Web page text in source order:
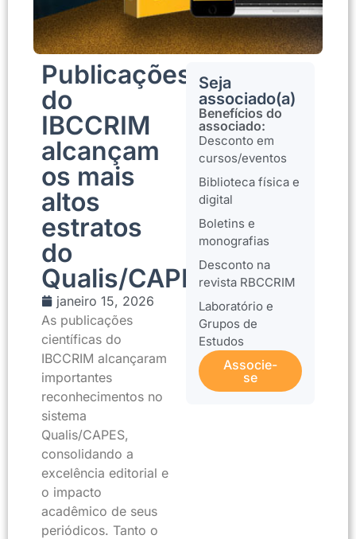
Publicações
do
IBCCRIM
alcançam
os mais
altos
estratos
do
Qualis/CAPES
janeiro 15, 2026
As publicações
científicas do
IBCCRIM alcançaram
importantes
reconhecimentos no
sistema
Qualis/CAPES,
consolidando a
excelência editorial e
o impacto
acadêmico de seus
periódicos. Tanto o
Seja
associado(a)
Benefícios do
associado:
Desconto em
cursos/eventos
Biblioteca física e
digital
Boletins e
monografias
Desconto na
revista RBCCRIM
Laboratório e
Grupos de
Estudos
Associe-
se